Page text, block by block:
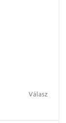
Válasz